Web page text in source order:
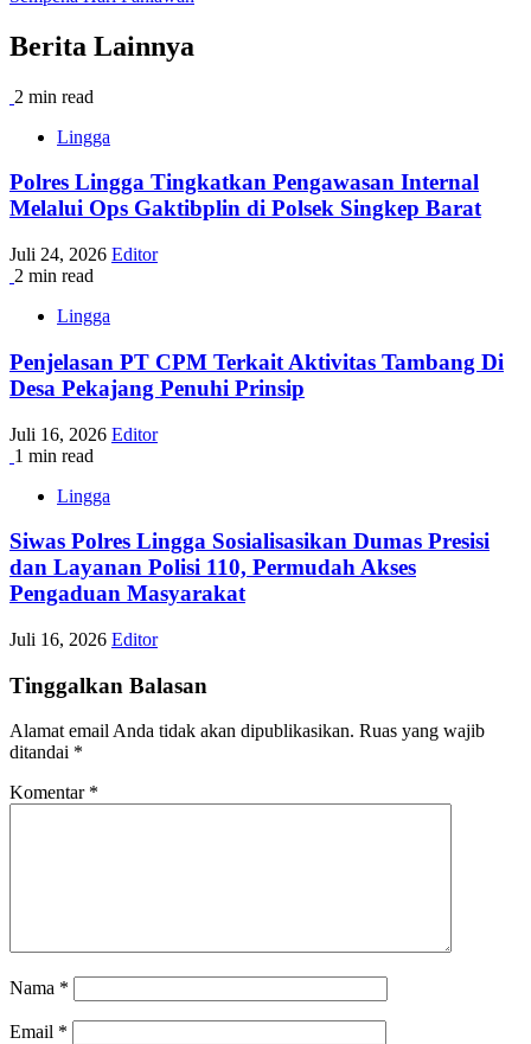
Berita Lainnya
2 min read
Lingga
Polres Lingga Tingkatkan Pengawasan Internal
Melalui Ops Gaktibplin di Polsek Singkep Barat
Juli 24, 2026 Editor
2 min read
Lingga
Penjelasan PT CPM Terkait Aktivitas Tambang Di
Desa Pekajang Penuhi Prinsip
Juli 16, 2026 Editor
1 min read
Lingga
Siwas Polres Lingga Sosialisasikan Dumas Presisi
dan Layanan Polisi 110, Permudah Akses
Pengaduan Masyarakat
Juli 16, 2026 Editor
Tinggalkan Balasan
Alamat email Anda tidak akan dipublikasikan. Ruas yang wajib
ditandai *
Komentar *
Nama *
Email *